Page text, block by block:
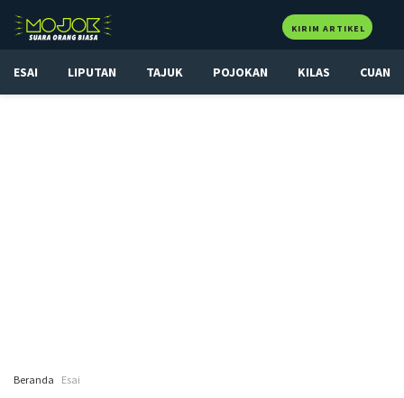
KIRIM ARTIKEL
ESAI LIPUTAN TAJUK POJOKAN KILAS CUAN
Beranda Esai